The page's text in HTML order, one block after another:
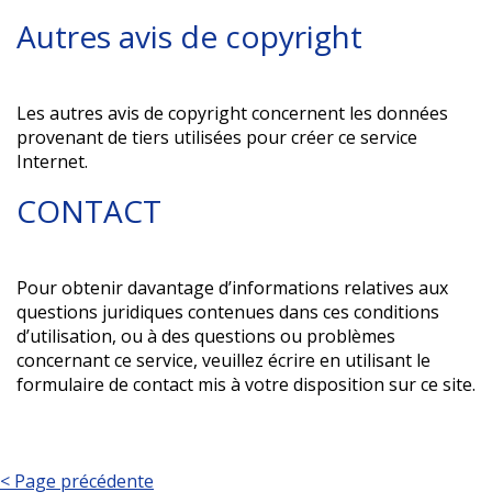
Autres avis de copyright
Les autres avis de copyright concernent les données
provenant de tiers utilisées pour créer ce service
Internet.
CONTACT
Pour obtenir davantage d’informations relatives aux
questions juridiques contenues dans ces conditions
d’utilisation, ou à des questions ou problèmes
concernant ce service, veuillez écrire en utilisant le
formulaire de contact mis à votre disposition sur ce site.
< Page précédente